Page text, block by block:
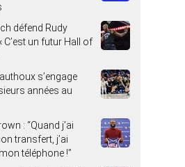
défend Rudy
C’est un futur Hall of
s’engage
années au
: “Quand j’ai
transfert, j’ai
téléphone !”